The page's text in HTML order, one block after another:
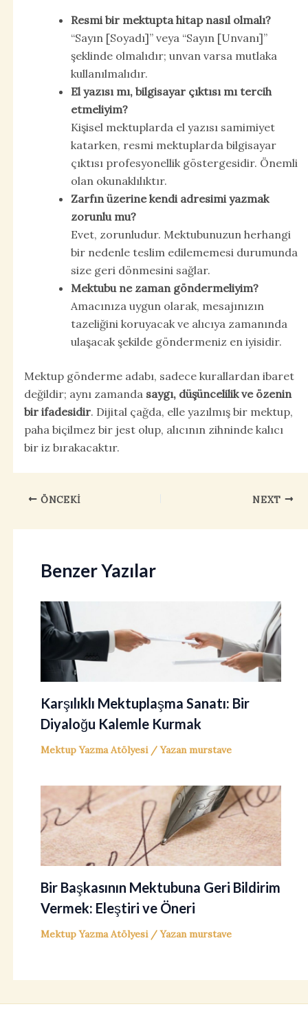
Resmi bir mektupta hitap nasıl olmalı?
“Sayın [Soyadı]” veya “Sayın [Unvanı]”
şeklinde olmalıdır; unvan varsa mutlaka
kullanılmalıdır.
El yazısı mı, bilgisayar çıktısı mı tercih
etmeliyim?
Kişisel mektuplarda el yazısı samimiyet
katarken, resmi mektuplarda bilgisayar
çıktısı profesyonellik göstergesidir. Önemli
olan okunaklılıktır.
Zarfın üzerine kendi adresimi yazmak
zorunlu mu?
Evet, zorunludur. Mektubunuzun herhangi
bir nedenle teslim edilememesi durumunda
size geri dönmesini sağlar.
Mektubu ne zaman göndermeliyim?
Amacınıza uygun olarak, mesajınızın
tazeliğini koruyacak ve alıcıya zamanında
ulaşacak şekilde göndermeniz en iyisidir.
Mektup gönderme adabı, sadece kurallardan ibaret
değildir; aynı zamanda saygı, düşüncelilik ve özenin
bir ifadesidir. Dijital çağda, elle yazılmış bir mektup,
paha biçilmez bir jest olup, alıcının zihninde kalıcı
bir iz bırakacaktır.
ÖNCEKI NEXT
Benzer Yazılar
Karşılıklı Mektuplaşma Sanatı: Bir
Diyaloğu Kalemle Kurmak
Mektup Yazma Atölyesi/ Yazan murstave
Bir Başkasının Mektubuna Geri Bildirim
Vermek: Eleştiri ve Öneri
Mektup Yazma Atölyesi/ Yazan murstave